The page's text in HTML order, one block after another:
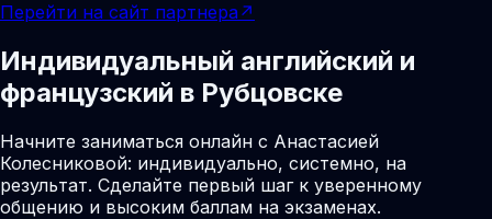
Перейти на сайт партнера ↗
Индивидуальный английский и
французский в Рубцовске
Начните заниматься онлайн с Анастасией
Колесниковой: индивидуально, системно, на
результат. Сделайте первый шаг к уверенному
общению и высоким баллам на экзаменах.